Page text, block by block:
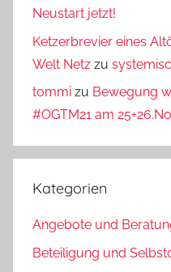
Neustart jetzt!
Ketzerbrevier eines
Welt Netz zu
tommi zu Bewegung
#OGTM21 am
Kategorien
Angebote und
Beteiligung und